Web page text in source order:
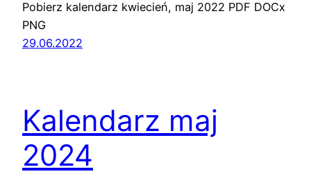
Pobierz kalendarz kwiecień, maj 2022 PDF DOCx
PNG
29.06.2022
Kalendarz maj
2024